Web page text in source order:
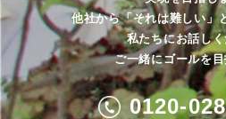
他社から「それは難しい」
私たちにお話しく
ご一緒にゴールを
0120-